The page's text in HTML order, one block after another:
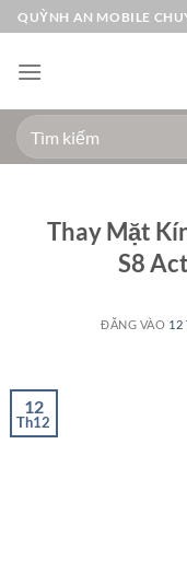
Bỏ
qua
nội
QUỲNH AN MOBILE
Tìm
kiếm:
Thay Mặt
S8
ĐĂNG VÀO 12
12
Th12